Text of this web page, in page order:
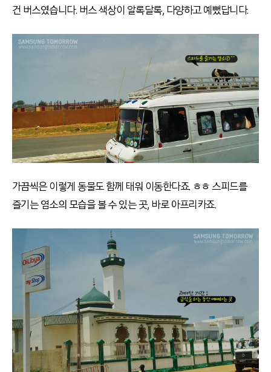
건 버스였습니다. 버스 색상이 알록달록, 다양하고 예뻤답니다.
가끔씩은 이렇게 동물도 함께 태워 이동한다죠. ㅎㅎ스피드를
즐기는 염소의 모습을 볼 수 있는 곳, 바로 아프리카죠.